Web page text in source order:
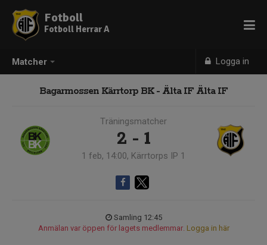
Matcher Logga in
Fotboll
Fotboll Herrar A
Bagarmossen Kärrtorp BK - Älta IF Älta IF
Träningsmatcher
2 - 1
1 feb, 14:00, Kärrtorps IP 1
Samling 12:45
Anmälan var öppen för lagets medlemmar. Logga in här